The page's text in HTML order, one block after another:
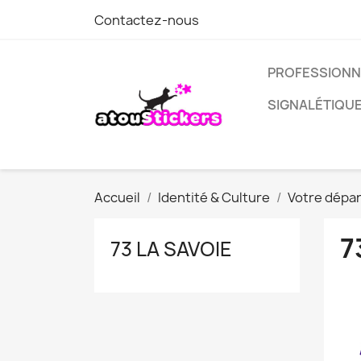
Contactez-nous
Accueil Identité & Culture Votre
73 LA SAVOIE